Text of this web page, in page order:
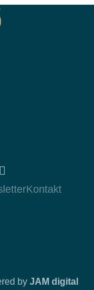
by JAM digital
Kontakt